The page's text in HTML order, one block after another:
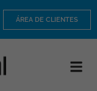
ÁREA DE CLIENTES